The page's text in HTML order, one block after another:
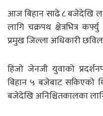
आज बिहान साढे ८ बजेदेखि
लागि चक्रपथ क्षेत्रभित्र
प्रमुख जिल्ला अधिकारी
हिजो जेनजी युवाको
बिहान ५ बजेबाट सकिएको
बजेदेखि अनिश्चितकालका